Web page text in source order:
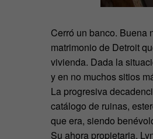
Cerró un banco. Buena
matrimonio de Detroit
vivienda. Dada la
y en no muchos sitios
La progresiva
catálogo de ruinas,
que era, siendo
Su ahora propietaria,